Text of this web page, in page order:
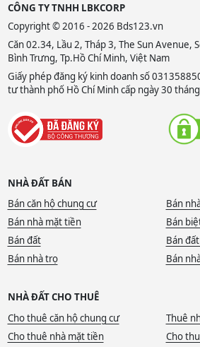
CÔNG TY TNHH LBKCORP
Copyright © 2016 - 2026 Bds123.vn
Căn 02.34, Lầu 2, Tháp 3, The Sun Avenue,
Bình Trưng, Tp.Hồ Chí Minh, Việt Nam
Giấy phép đăng ký kinh doanh số
tư thành phố Hồ Chí Minh cấp ngày 30
NHÀ ĐẤT BÁN
Bán căn hộ chung cư
Bán
Bán nhà mặt tiền
Bán
Bán đất
Bán
Bán nhà trọ
Bán
NHÀ ĐẤT CHO THUÊ
Cho thuê căn hộ chung cư
Thuê
Cho thuê nhà mặt tiền
Cho